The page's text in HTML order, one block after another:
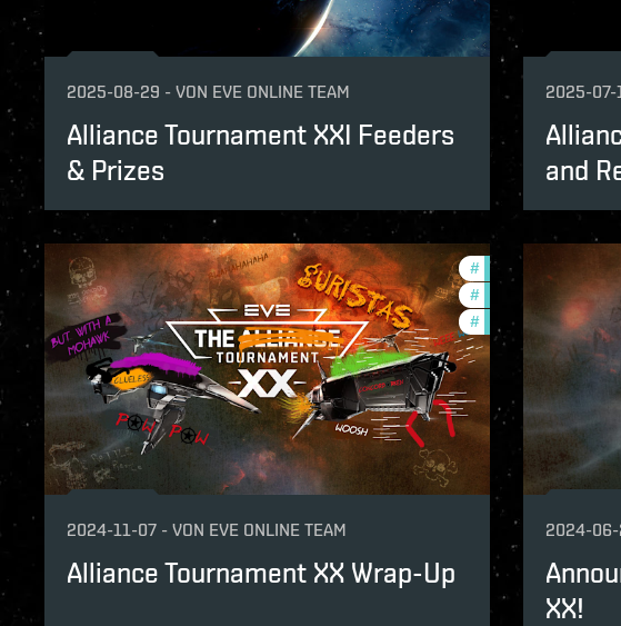
2025-08-29 - VON EVE ONLINE TEAM
Alliance Tournament XXI Feeders
& Prizes
2025-07-
and
# tournaments
#
#
2024-11-07 - VON EVE ONLINE TEAM
Alliance Tournament XX Wrap-Up
2024-
XX!